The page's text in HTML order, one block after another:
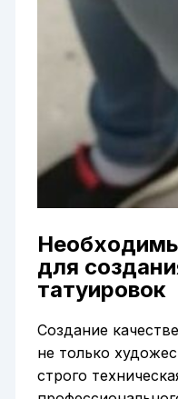
для
татуировок
Создание
не только
строго